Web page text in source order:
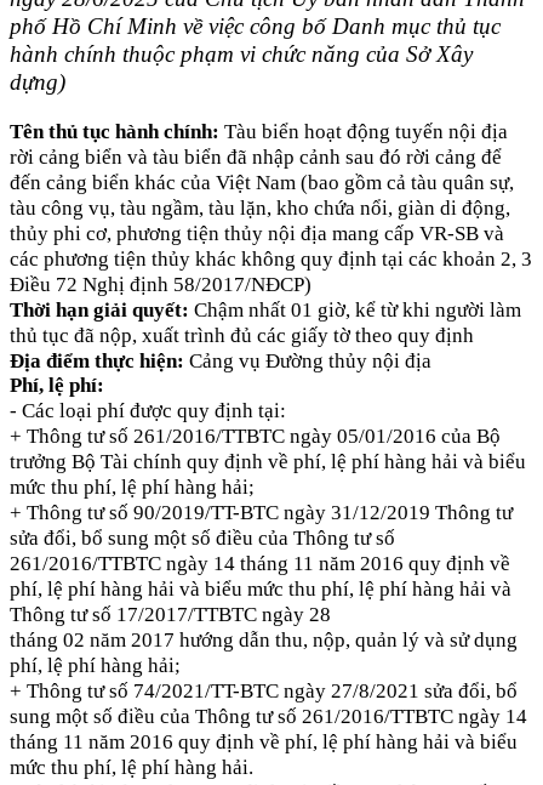
phố Hồ Chí Minh về việc công bố Danh mục thủ tục
hành chính thuộc phạm vi chức năng của Sở Xây
dựng)
Tên thủ tục hành chính: Tàu biển hoạt động tuyến nội địa
rời cảng biển và tàu biển đã nhập cảnh sau đó rời cảng để
đến cảng biển khác của Việt Nam (bao gồm cả tàu quân sự,
tàu công vụ, tàu ngầm, tàu lặn, kho chứa nổi, giàn di động,
thủy phi cơ, phương tiện thủy nội địa mang cấp VR-SB và
các phương tiện thủy khác không quy định tại các khoản 2, 3
Điều 72 Nghị định 58/2017/NĐCP)
Thời hạn giải quyết: Chậm nhất 01 giờ, kể từ khi người làm
thủ tục đã nộp, xuất trình đủ các giấy tờ theo quy định
Địa điểm thực hiện: Cảng vụ Đường thủy nội địa
Phí, lệ phí:
- Các loại phí được quy định tại:
+ Thông tư số 261/2016/TTBTC ngày 05/01/2016 của Bộ
trưởng Bộ Tài chính quy định về phí, lệ phí hàng hải và biểu
mức thu phí, lệ phí hàng hải;
+ Thông tư số 90/2019/TT-BTC ngày 31/12/2019 Thông tư
sửa đổi, bổ sung một số điều của Thông tư số
261/2016/TTBTC ngày 14 tháng 11 năm 2016 quy định về
phí, lệ phí hàng hải và biểu mức thu phí, lệ phí hàng hải và
Thông tư số 17/2017/TTBTC ngày 28
tháng 02 năm 2017 hướng dẫn thu, nộp, quản lý và sử dụng
phí, lệ phí hàng hải;
+ Thông tư số 74/2021/TT-BTC ngày 27/8/2021 sửa đổi, bổ
sung một số điều của Thông tư số 261/2016/TTBTC ngày 14
tháng 11 năm 2016 quy định về phí, lệ phí hàng hải và biểu
mức thu phí, lệ phí hàng hải.